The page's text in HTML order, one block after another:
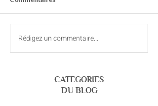
L’ayurvéda et la douleur
Rédigez un commentaire...
CATEGORIES
DU BLOG